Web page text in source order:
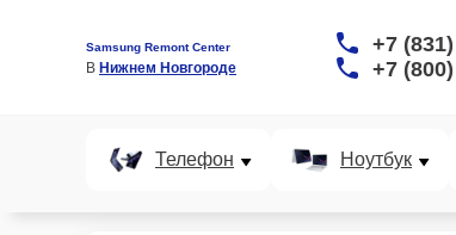
Samsung Remont Center
В Нижнем Новгороде
+7
+7
Телефон Ноутбук